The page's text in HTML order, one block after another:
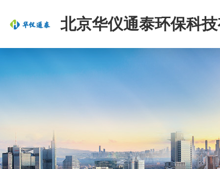
北京华仪通泰环保科
司